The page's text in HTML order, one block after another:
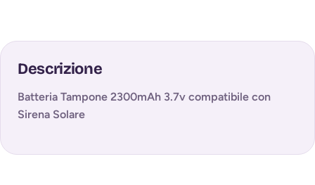
Descrizione
Batteria Tampone 2300mAh 3.7v compatibile con
Sirena Solare